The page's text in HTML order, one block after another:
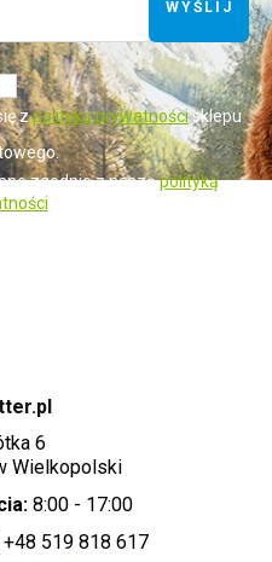
WYŚLIJ
zpolityką prywatnościsklepu
zgodnie z nasząpolityką
6
Wielkopolski
8:00 - 17:00
519 818 617